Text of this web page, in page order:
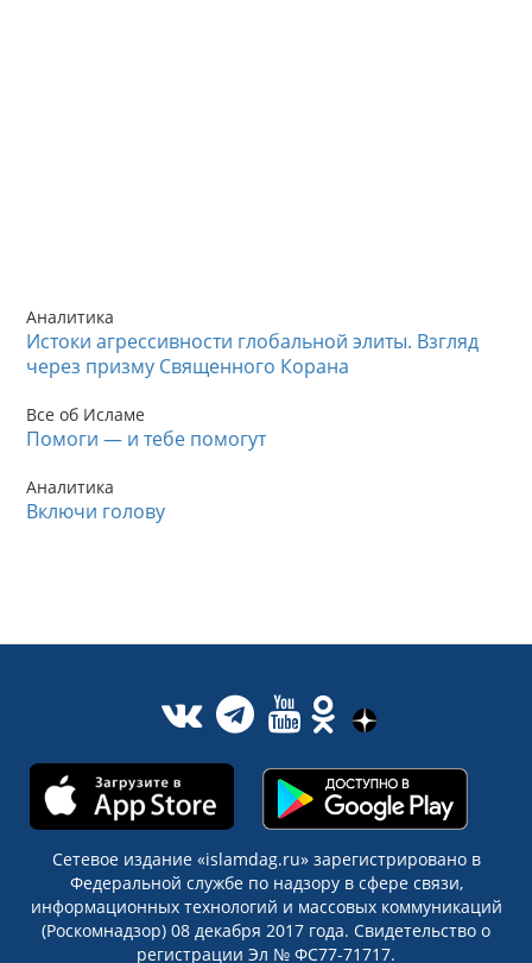
Аналитика
Истоки агрессивности глобальной элиты. Взгляд
через призму Священного Корана
Все об Исламе
Помоги — и тебе помогут
Аналитика
Включи голову
Сетевое издание «islamdag.ru» зарегистрировано в
Федеральной службе по надзору в сфере связи,
информационных технологий и массовых коммуникаций
(Роскомнадзор) 08 декабря 2017 года. Свидетельство о
регистрации Эл № ФС77-71717.